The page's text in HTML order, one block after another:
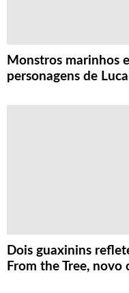
Monstros marinhos
personagens de Luca
Dois guaxinins
From the Tree, novo